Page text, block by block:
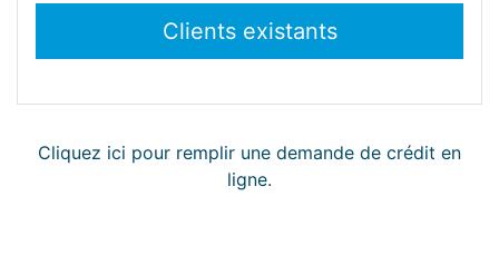
Cliquez ici pour remplir une demande de crédit en
ligne.